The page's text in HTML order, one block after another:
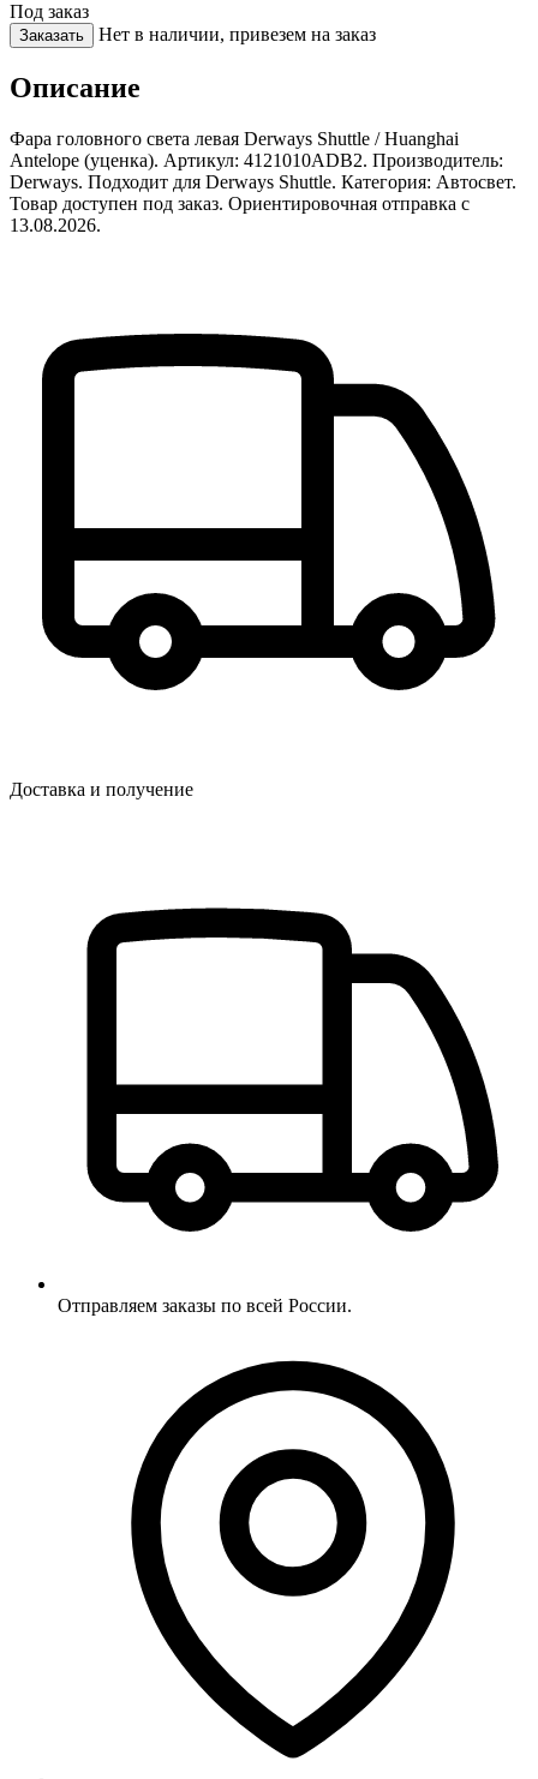
Под заказ
Заказать Нет в наличии, привезем на заказ
Описание
Фара головного света левая Derways Shuttle / Huanghai
Antelope (уценка). Артикул: 4121010ADB2. Производитель:
Derways. Подходит для Derways Shuttle. Категория: Автосвет.
Товар доступен под заказ. Ориентировочная отправка с
13.08.2026.
Доставка и получение
Отправляем заказы по всей России.